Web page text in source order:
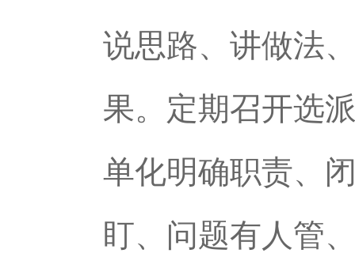
说思路、讲做法
果。定期召开选
单化明确职责、
盯、问题有人管